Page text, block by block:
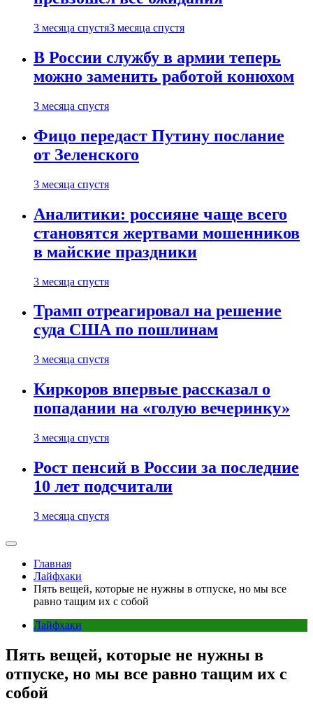
3 месяца спустя3 месяца спустя
В России службу в армии теперь
можно заменить работой конюхом
3 месяца спустя
Фицо передаст Путину послание
от Зеленского
3 месяца спустя
Аналитики: россияне чаще всего
становятся жертвами мошенников
в майские праздники
3 месяца спустя
Трамп отреагировал на решение
суда США по пошлинам
3 месяца спустя
Киркоров впервые рассказал о
попадании на «голую вечеринку»
3 месяца спустя
Рост пенсий в России за последние
10 лет подсчитали
3 месяца спустя
Главная
Лайфхаки
Пять вещей, которые не нужны в отпуске, но мы все
равно тащим их с собой
Лайфхаки
Пять вещей, которые не нужны в
отпуске, но мы все равно тащим их с
собой